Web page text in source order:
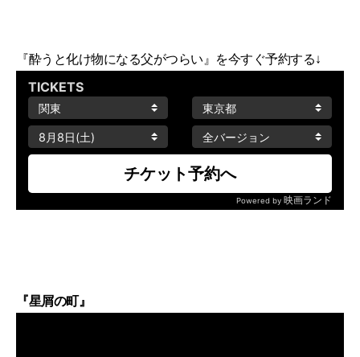
『酔うと化け物になる父がつらい』を今すぐ予約する↓
『星屑の町』